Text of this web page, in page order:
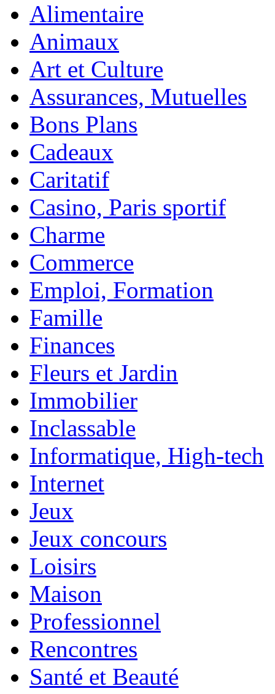
Alimentaire
Animaux
Art et Culture
Assurances, Mutuelles
Bons Plans
Cadeaux
Caritatif
Casino, Paris sportif
Charme
Commerce
Emploi, Formation
Famille
Finances
Fleurs et Jardin
Immobilier
Inclassable
Informatique, High-tech
Internet
Jeux
Jeux concours
Loisirs
Maison
Professionnel
Rencontres
Santé et Beauté